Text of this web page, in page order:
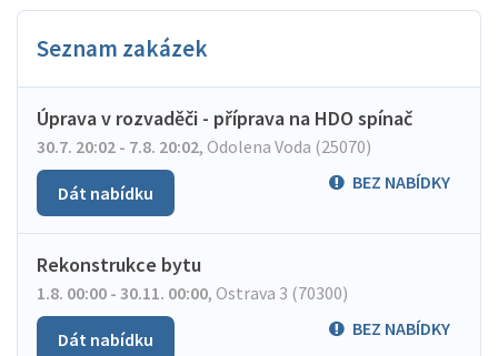
Seznam zakázek
Úprava v rozvaděči - příprava na HDO spínač
30.7. 20:02 - 7.8. 20:02, Odolena Voda (25070)
BEZ NABÍDKY
Dát nabídku
Rekonstrukce bytu
1.8. 00:00 - 30.11. 00:00, Ostrava 3 (70300)
BEZ NABÍDKY
Dát nabídku